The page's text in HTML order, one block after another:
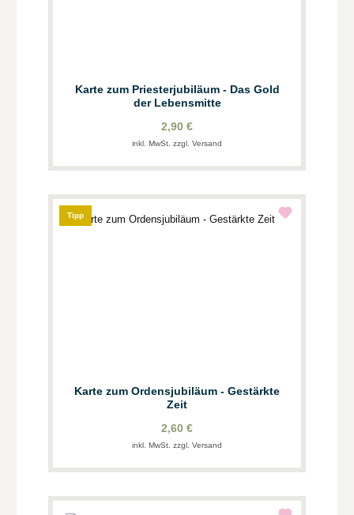
Karte zum Priesterjubiläum - Das Gold
der Lebensmitte
2,90 €
inkl. MwSt. zzgl. Versand
Tipp
Karte zum Ordensjubiläum - Gestärkte
Zeit
2,60 €
inkl. MwSt. zzgl. Versand